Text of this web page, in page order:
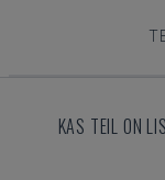
KAS TEIL ON